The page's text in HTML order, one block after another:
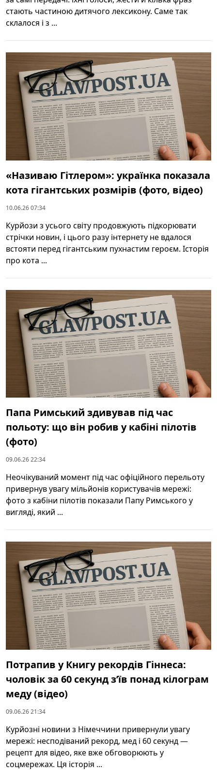
стають частиною дитячого лексикону. Саме так
склалося і з ...
«Називаю Гітлером»: українка показала
кота гігантських розмірів (фото, відео)
10.06.26 07:34
Курйози з усього світу продовжують підкорювати
стрічки новин, і цього разу інтернету не вдалося
встояти перед гігантським пухнастим героєм. Історія
про кота ...
Папа Римський здивував під час
польоту: що він робив у кабіні пілотів
(фото)
09.06.26 22:34
Неочікуваний момент під час офіційного перельоту
привернув увагу мільйонів користувачів мережі:
фото з кабіни пілотів показали Папу Римського у
вигляді, який ...
Потрапив у Книгу рекордів Гіннеса:
чоловік за 60 секунд з’їв понад кілограм
меду (відео)
09.06.26 21:34
Курйозні новини з Німеччини привернули увагу
мережі: несподіваний рекорд, мед і 60 секунд —
рецепт для відео, яке вже обговорюють у
соцмережах. Ця історія ...